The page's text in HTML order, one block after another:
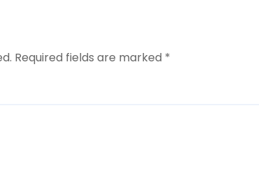
Required fields are marked *